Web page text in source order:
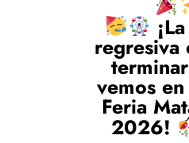
regresiva
vemos
Feria
2026!